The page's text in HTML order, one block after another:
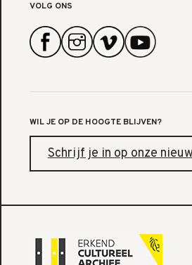
VOLG ONS
WIL JE OP DE HOOGTE BLIJVEN?
Schrijf je in op onze